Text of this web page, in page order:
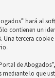
hará al
contienen un
tercera
de
lo que